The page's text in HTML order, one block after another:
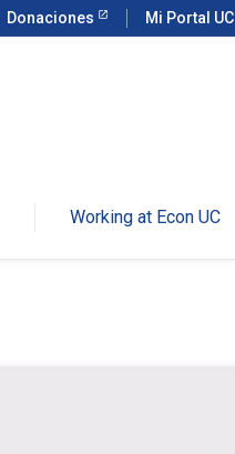
Donaciones Mi Portal UC
Working at Econ UC